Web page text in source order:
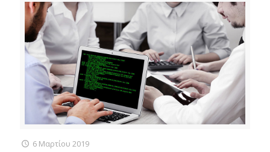
6 Μαρτίου 2019